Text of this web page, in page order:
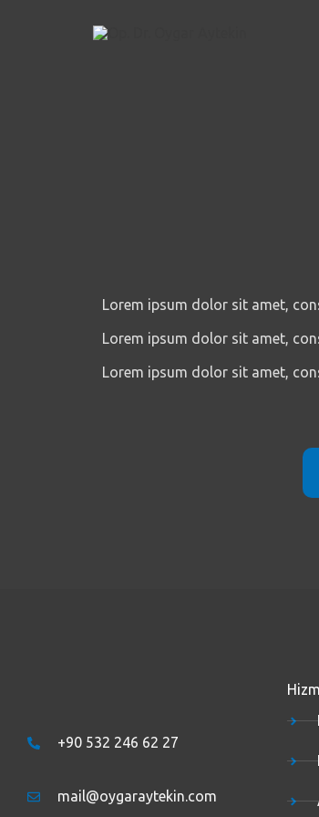
Lorem ipsum dolor sit amet,
Lorem ipsum dolor sit amet,
Lorem ipsum dolor sit amet,
+90 532 246 62 27
mail@oygaraytekin.com